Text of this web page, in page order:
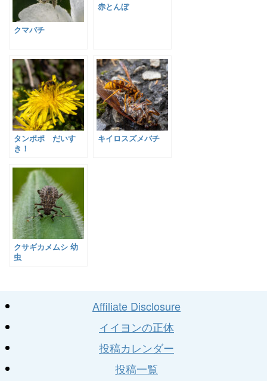
クマバチ
赤とんぼ
タンポポ だいす
き！
キイロスズメバチ
クサギカメムシ 幼
虫
Affiliate Disclosure
イイヨンの正体
投稿カレンダー
投稿一覧